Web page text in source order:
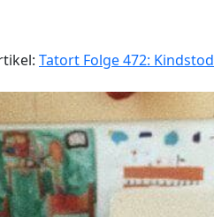
Tatort Folge 472: Kindstod